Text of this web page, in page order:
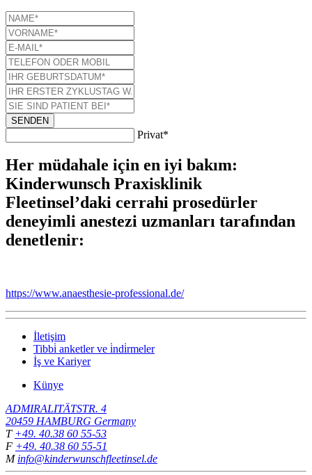
SENDEN
Privat*
Her müdahale için en iyi bakım:
Kinderwunsch Praxisklinik
Fleetinsel’daki cerrahi prosedürler
deneyimli anestezi uzmanları tarafından
denetlenir:
https://www.anaesthesie-professional.de/
İletişim
Tibbi̇ anketler ve i̇ndi̇rmeler
İş ve Kariyer
Künye
ADMIRALITÄTSTR. 4
20459 HAMBURG Germany
T +49. 40.38 60 55-53
F +49. 40.38 60 55-51
M info@kinderwunschfleetinsel.de